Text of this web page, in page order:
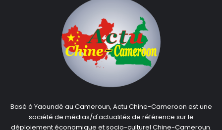
Basé à Yaoundé au Cameroun, Actu Chine-Cameroon est une
société de médias/d'actualités de référence sur le
déploiement économique et socio-culturel Chine-Cameroun.